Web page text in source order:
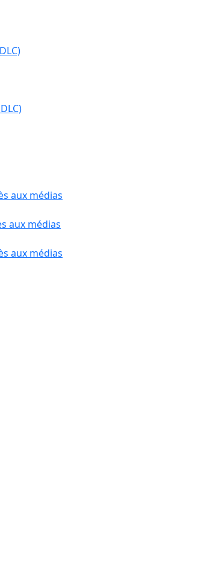
aux médias
aux médias
aux médias